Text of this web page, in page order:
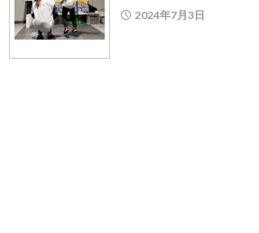
2024年7月3日